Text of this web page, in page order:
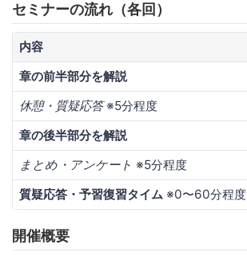
セミナーの流れ（各回）
内容
章の前半部分を解説
休憩・質疑応答※5分程度
章の後半部分を解説
まとめ・アンケート ※5分程度
質疑応答・予習復習タイム ※0〜60分程度
開催概要